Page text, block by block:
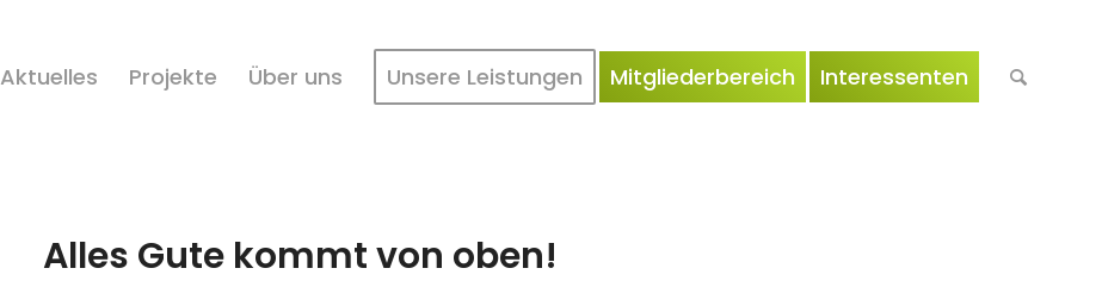
Aktuelles Projekte Über uns Unsere Leistungen Mitgliederbereich Interessenten
Alles Gute kommt von oben!